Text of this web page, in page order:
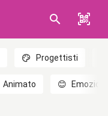
Progettisti
Animato 😊 Emozioni